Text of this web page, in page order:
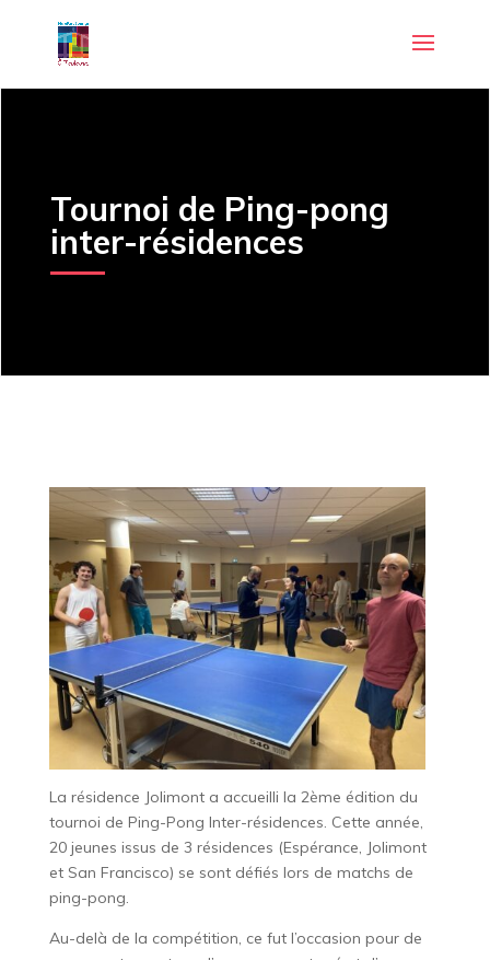
Tournoi de Ping-pong
inter-résidences
La résidence Jolimont a accueilli la 2ème édition du
tournoi de Ping-Pong Inter-résidences. Cette année,
20 jeunes issus de 3 résidences (Espérance, Jolimont
et San Francisco) se sont défiés lors de matchs de
ping-pong.
Au-delà de la compétition, ce fut l’occasion pour de